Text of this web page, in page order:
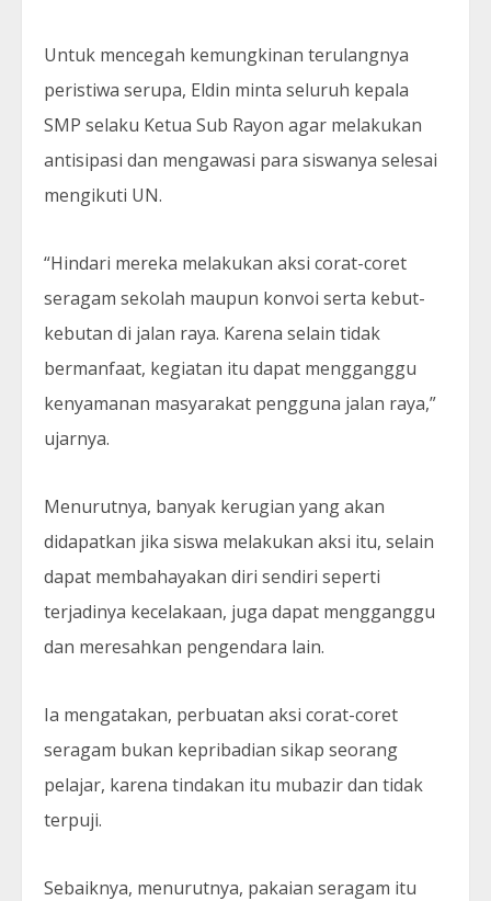
Untuk mencegah kemungkinan terulangnya
peristiwa serupa, Eldin minta seluruh kepala
SMP selaku Ketua Sub Rayon agar melakukan
antisipasi dan mengawasi para siswanya selesai
mengikuti UN.
“Hindari mereka melakukan aksi corat-coret
seragam sekolah maupun konvoi serta kebut-
kebutan di jalan raya. Karena selain tidak
bermanfaat, kegiatan itu dapat mengganggu
kenyamanan masyarakat pengguna jalan raya,”
ujarnya.
Menurutnya, banyak kerugian yang akan
didapatkan jika siswa melakukan aksi itu, selain
dapat membahayakan diri sendiri seperti
terjadinya kecelakaan, juga dapat mengganggu
dan meresahkan pengendara lain.
Ia mengatakan, perbuatan aksi corat-coret
seragam bukan kepribadian sikap seorang
pelajar, karena tindakan itu mubazir dan tidak
terpuji.
Sebaiknya, menurutnya, pakaian seragam itu